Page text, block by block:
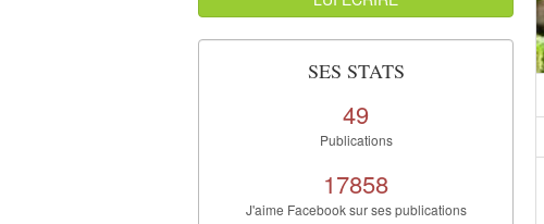
SES STATS
49
Publications
17858
J'aime Facebook sur ses publications